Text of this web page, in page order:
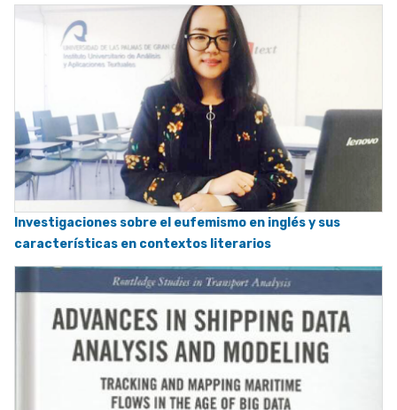
Investigaciones sobre el eufemismo en inglés y sus
características en contextos literarios